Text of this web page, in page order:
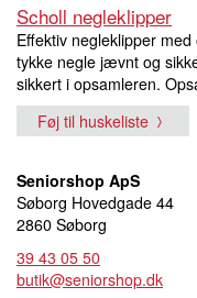
Scholl negleklipper
Effektiv negleklipper
tykke negle jævnt og
sikkert i opsamleren.
Føj til huskeliste
Seniorshop ApS
Søborg Hovedgade 44
2860 Søborg
39 43 05 50
butik@seniorshop.dk